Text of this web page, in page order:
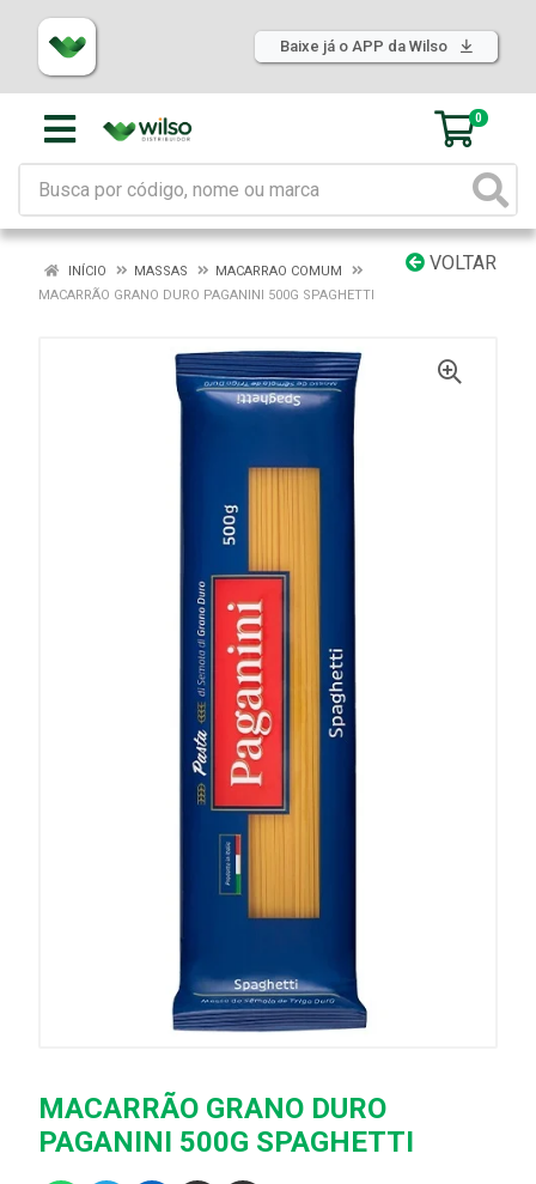
Baixe já o APP da Wilso
0
VOLTAR
INÍCIO MASSAS
MACARRAO COMUM
MACARRÃO GRANO DURO PAGANINI 500G SPAGHETTI
MACARRÃO GRANO DURO
PAGANINI 500G SPAGHETTI